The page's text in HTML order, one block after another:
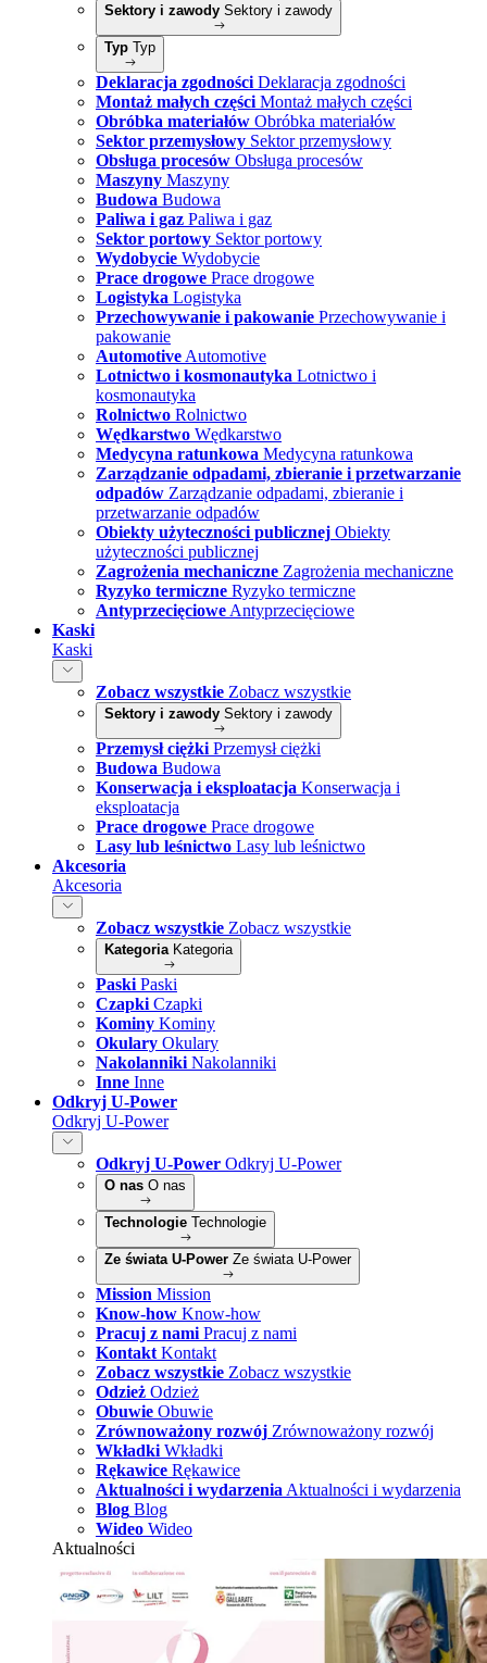
Sektory i zawody Sektory i zawody
Typ Typ
Deklaracja zgodności Deklaracja zgodności
Montaż małych części Montaż małych części
Obróbka materiałów Obróbka materiałów
Sektor przemysłowy Sektor przemysłowy
Obsługa procesów Obsługa procesów
Maszyny Maszyny
Budowa Budowa
Paliwa i gaz Paliwa i gaz
Sektor portowy Sektor portowy
Wydobycie Wydobycie
Prace drogowe Prace drogowe
Logistyka Logistyka
Przechowywanie i pakowanie Przechowywanie i
pakowanie
Automotive Automotive
Lotnictwo i kosmonautyka Lotnictwo i
kosmonautyka
Rolnictwo Rolnictwo
Wędkarstwo Wędkarstwo
Medycyna ratunkowa Medycyna ratunkowa
Zarządzanie odpadami, zbieranie i przetwarzanie
odpadów Zarządzanie odpadami, zbieranie i
przetwarzanie odpadów
Obiekty użyteczności publicznej Obiekty
użyteczności publicznej
Zagrożenia mechaniczne Zagrożenia mechaniczne
Ryzyko termiczne Ryzyko termiczne
Antyprzecięciowe Antyprzecięciowe
Kaski
Kaski
Zobacz wszystkie Zobacz wszystkie
Sektory i zawody Sektory i zawody
Przemysł ciężki Przemysł ciężki
Budowa Budowa
Konserwacja i eksploatacja Konserwacja i
eksploatacja
Prace drogowe Prace drogowe
Lasy lub leśnictwo Lasy lub leśnictwo
Akcesoria
Akcesoria
Zobacz wszystkie Zobacz wszystkie
Kategoria Kategoria
Paski Paski
Czapki Czapki
Kominy Kominy
Okulary Okulary
Nakolanniki Nakolanniki
Inne Inne
Odkryj U-Power
Odkryj U-Power
Odkryj U-Power Odkryj U-Power
O nas O nas
Technologie Technologie
Ze świata U-Power Ze świata U-Power
Mission Mission
Know-how Know-how
Pracuj z nami Pracuj z nami
Kontakt Kontakt
Zobacz wszystkie Zobacz wszystkie
Odzież Odzież
Obuwie Obuwie
Zrównoważony rozwój Zrównoważony rozwój
Wkładki Wkładki
Rękawice Rękawice
Aktualności i wydarzenia Aktualności i wydarzenia
Blog Blog
Wideo Wideo
Aktualności